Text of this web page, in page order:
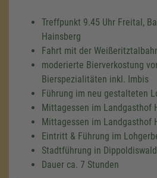
Treffpunkt 9.45 Uhr Freital,
Hainsberg
Fahrt mit der
moderierte Bierverkostung
Bierspezialitäten inkl. Imbis
Führung im neu gestalteten
Mittagessen im Landgasthof
Mittagessen im Landgasthof
Eintritt & Führung im
Stadtführung in
Dauer ca. 7 Stunden